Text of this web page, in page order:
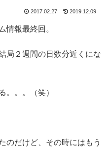
2017.02.27 2019.12.09
情報最終回。
局２週間の日数分近くにな
。。。（笑）
のだけど、その時にはもう